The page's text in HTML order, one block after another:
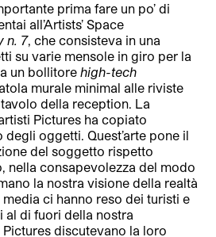
prima fare un po’ di
all’Artists’ Space
n. 7, che consisteva in una
su varie mensole in giro per la
un bollitorehigh-tech
murale minimal alle riviste
della reception. La
Pictures ha copiato
oggetti. Quest’arte pone il
del soggetto rispetto
nella consapevolezza del modo
la nostra visione della realtà
ci hanno reso dei turisti e
di fuori della nostra
discutevano la loro